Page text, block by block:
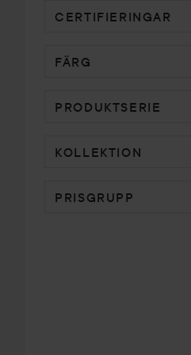
CERTIFIERINGAR
FÄRG
PRODUKTSERIE
KOLLEKTION
PRISGRUPP